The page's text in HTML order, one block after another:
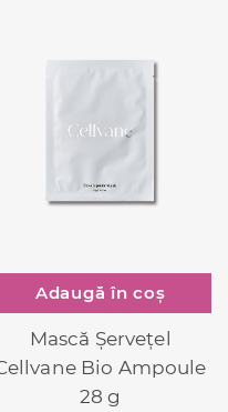
Adaugă în coș
Mască Șervețel
Bio Ampoule
28 g